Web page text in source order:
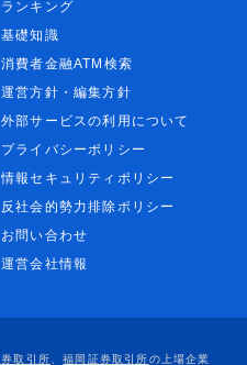
ランキング
基礎知識
消費者金融ATM検索
運営方針・編集方針
外部サービスの利用について
プライバシーポリシー
情報セキュリティポリシー
反社会的勢力排除ポリシー
お問い合わせ
運営会社情報